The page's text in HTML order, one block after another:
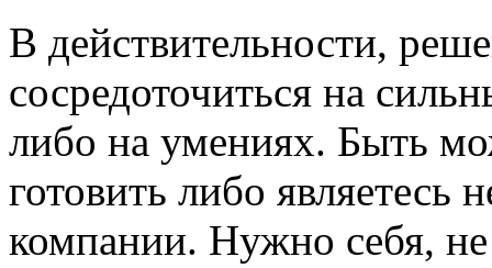
В действительности,
сосредоточиться на
либо на умениях. Быть
готовить либо
компании. Нужно себя,